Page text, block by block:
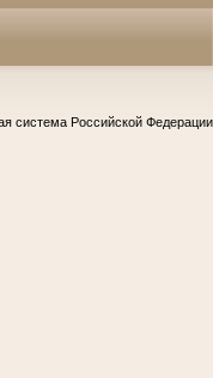
система Российской